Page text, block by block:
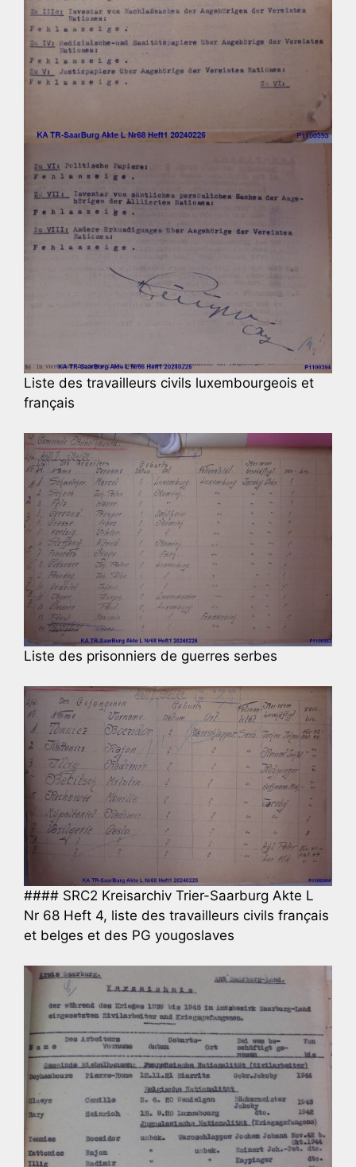
Liste des travailleurs civils luxembourgeois et
français
Liste des prisonniers de guerres serbes
#### SRC2 Kreisarchiv Trier-Saarburg Akte L
Nr 68 Heft 4, liste des travailleurs civils français
et belges et des PG yougoslaves